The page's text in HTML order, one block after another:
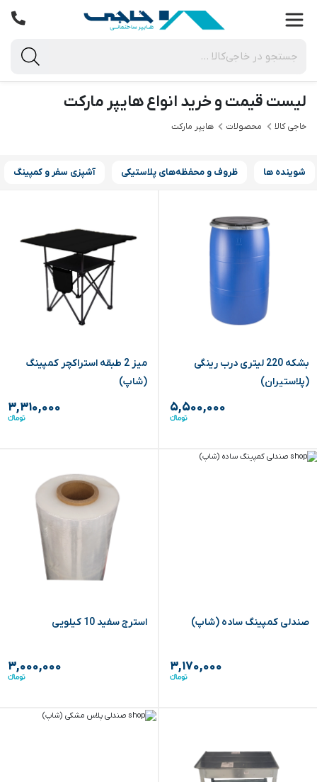
لیست قیمت و خرید انواع هایپر مارکت
خاجی‌ کالا محصولات هایپر مارکت
شوینده ها ظروف و محفظه‌های پلاستیکی آشپزی سفر و کمپینگ
بشکه 220 لیتری درب رینگی
(پلاستیران)
۵,۵۰۰,۰۰۰
میز 2 طبقه استراکچر کمپینگ
(شاپ)
۳,۳۱۰,۰۰۰
صندلی کمپینگ ساده (شاپ)
۳,۱۷۰,۰۰۰
استرج سفید 10 کیلویی
۳,۰۰۰,۰۰۰